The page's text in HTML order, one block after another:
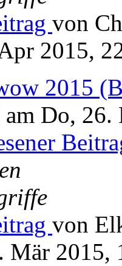
von
2015,
2015
Do, 26.
von
Mär 2015,